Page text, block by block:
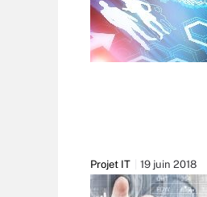
Projet IT 19 juin 2018